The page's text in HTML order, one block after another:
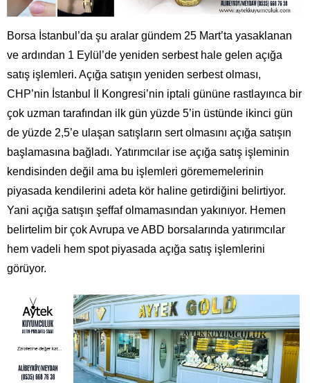
Borsa İstanbul’da şu aralar gündem 25 Mart’ta yasaklanan
ve ardından 1 Eylül’de yeniden serbest hale gelen açığa
satış işlemleri. Açığa satışın yeniden serbest olması,
CHP’nin İstanbul İl Kongresi’nin iptali gününe rastlayınca bir
çok uzman tarafından ilk gün yüzde 5’in üstünde ikinci gün
de yüzde 2,5’e ulaşan satışların sert olmasını açığa satışın
başlamasına bağladı. Yatırımcılar ise açığa satış işleminin
kendisinden değil ama bu işlemleri görememelerinin
piyasada kendilerini adeta kör haline getirdiğini belirtiyor.
Yani açığa satışın şeffaf olmamasından yakınıyor. Hemen
belirtelim bir çok Avrupa ve ABD borsalarında yatırımcılar
hem vadeli hem spot piyasada açığa satış işlemlerini
görüyor.